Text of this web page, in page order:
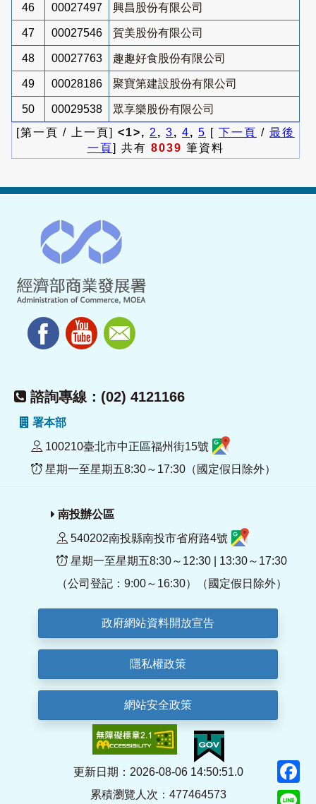
46 00027497 興昌股份有限公司
47 00027546 賀美股份有限公司
48 00027763 趣趣好食股份有限公司
49 00028186 聚寶第建設股份有限公司
50 00029538
眾享樂股份有限公司
[第一頁 / 上一頁] <1>, 2 , 3, 4, 5 [ 下一頁 / 最後
一頁] 共有 8039 筆資料
諮詢專線：(02) 4121166
署本部
100210臺北市中正區福州街15號
星期一至星期五8:30～17:30（國定假日除外）
南投辦公區
540202南投縣南投市省府路4號
星期一至星期五8:30～12:30 | 13:30～17:30
（公司登記：9:00～16:30）（國定假日除外）
政府網站資料開放宣告
隱私權政策
網站安全政策
更新日期：2026-08-06 14:50:51.0
累積瀏覽人次：477464573